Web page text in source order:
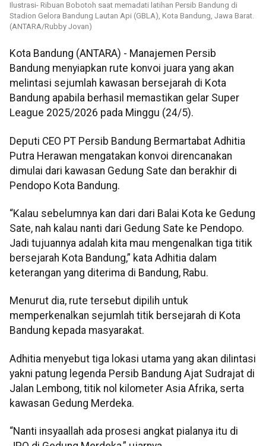
Ilustrasi- Ribuan Bobotoh saat memadati latihan Persib Bandung di
Stadion Gelora Bandung Lautan Api (GBLA), Kota Bandung, Jawa Barat.
(ANTARA/Rubby Jovan)
Kota Bandung (ANTARA) - Manajemen Persib
Bandung menyiapkan rute konvoi juara yang akan
melintasi sejumlah kawasan bersejarah di Kota
Bandung apabila berhasil memastikan gelar Super
League 2025/2026 pada Minggu (24/5).
Deputi CEO PT Persib Bandung Bermartabat Adhitia
Putra Herawan mengatakan konvoi direncanakan
dimulai dari kawasan Gedung Sate dan berakhir di
Pendopo Kota Bandung.
“Kalau sebelumnya kan dari dari Balai Kota ke Gedung
Sate, nah kalau nanti dari Gedung Sate ke Pendopo.
Jadi tujuannya adalah kita mau mengenalkan tiga titik
bersejarah Kota Bandung,” kata Adhitia dalam
keterangan yang diterima di Bandung, Rabu.
Menurut dia, rute tersebut dipilih untuk
memperkenalkan sejumlah titik bersejarah di Kota
Bandung kepada masyarakat.
Adhitia menyebut tiga lokasi utama yang akan dilintasi
yakni patung legenda Persib Bandung Ajat Sudrajat di
Jalan Lembong, titik nol kilometer Asia Afrika, serta
kawasan Gedung Merdeka.
“Nanti insyaallah ada prosesi angkat pialanya itu di